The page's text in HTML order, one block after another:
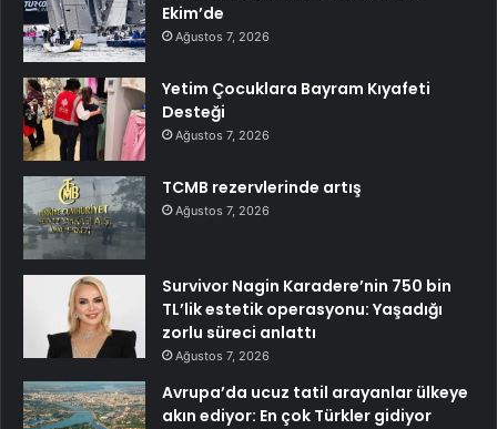
Ekim’de
Ağustos 7, 2026
Yetim Çocuklara Bayram Kıyafeti
Desteği
Ağustos 7, 2026
TCMB rezervlerinde artış
Ağustos 7, 2026
Survivor Nagin Karadere’nin 750 bin
TL’lik estetik operasyonu: Yaşadığı
zorlu süreci anlattı
Ağustos 7, 2026
Avrupa’da ucuz tatil arayanlar ülkeye
akın ediyor: En çok Türkler gidiyor